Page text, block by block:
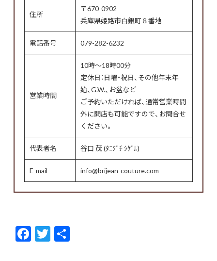
住所
〒670-0902
兵庫県姫路市白銀町８番地
電話番号 079-282-6232
営業時間
10時〜18時00分
定休日：日曜・祝日、その他年末年
始、G.W.、お盆など
ご予約いただければ、通常営業時間
外に開店も可能ですので、お問合せ
ください。
代表者名 谷口 茂 (ﾀﾆｸﾞﾁ ｼｹﾞﾙ)
E-mail info@brijean-couture.com
F
ac
T
w